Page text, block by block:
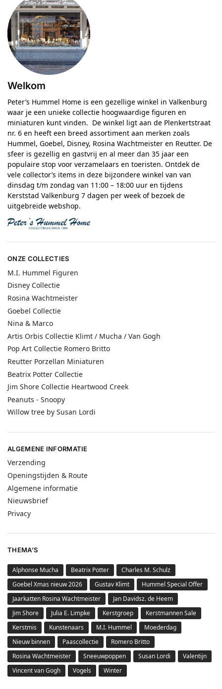
Welkom
Peter’s Hummel Home is een gezellige winkel in Valkenburg
waar je een unieke collectie hoogwaardige figuren en
miniaturen kunt vinden. De winkel ligt aan de Plenkertstraat
nr. 6 en heeft een breed assortiment aan merken zoals
Hummel, Goebel, Disney, Rosina Wachtmeister en Reutter. De
sfeer is gezellig en gastvrij en al meer dan 35 jaar een
populaire stop voor verzamelaars en toeristen. Ontdek de
vele collector’s items in deze bijzondere winkel van van
dinsdag t/m zondag van 11:00 – 18:00 uur en tijdens
Kerststad Valkenburg 7 dagen per week of bezoek de
uitgebreide webshop.
ONZE COLLECTIES
M.I. Hummel Figuren
Disney Collectie
Rosina Wachtmeister
Goebel Collectie
Nina & Marco
Artis Orbis Collectie Klimt / Mucha / Van Gogh
Pop Art Collectie Romero Britto
Reutter Porzellan Miniaturen
Beatrix Potter Collectie
Jim Shore Collectie Heartwood Creek
Peanuts - Snoopy
Willow tree by Susan Lordi
ALGEMENE INFORMATIE
Verzending
Openingstijden & Route
Algemene informatie
Nieuwsbrief
Privacy
THEMA’S
Alphonse Mucha Beatrix Potter
Charles M. Schulz
Goebel Xmas nieuw 2026
Gustav Klimt
Hummel Special Offer
Jaarkatten Rosina Wachtmeister
Jan Davidsz. de Heem
Jim Shore
Julia E. Limpke Kerstgroep
Kerstmannen Sale
Kerstmis
Kunstenaars M.I. Hummel
Moederdag
Nieuw binnen
Paascollectie
Romero Britto
Rosina Wachtmeister
Sneeuwpoppen Susan Lordi
Valentijn
Vincent van Gogh
Vogels Winter